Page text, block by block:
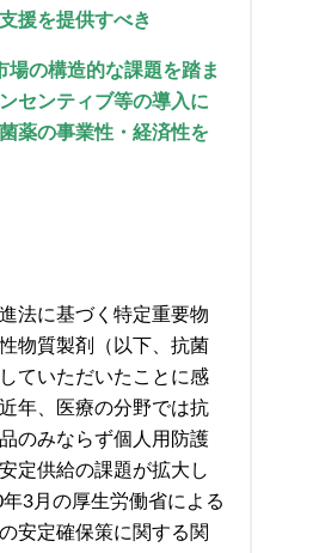
援を提供すべき
場の構造的な課題を踏ま
センティブ等の導入に
薬の事業性・経済性を
法に基づく特定重要物
物質製剤（以下、抗菌
ていただいたことに感
年、医療の分野では抗
のみならず個人用防護
定供給の課題が拡大し
3月の厚生労働省による
安定確保策に関する関